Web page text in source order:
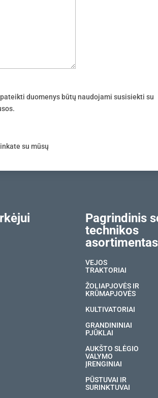
duomenys būtų naudojami susisiekti su
su mūsų
Pagrindinis
technikos
asortimentas
VEJOS
TRAKTORIAI
ŽOLIAPJOVĖS IR
KRŪMAPJOVĖS
KULTIVATORIAI
GRANDININIAI
PJŪKLAI
AUKŠTO SLĖGIO
VALYMO
ĮRENGINIAI
PŪSTUVAI IR
SURINKTUVAI